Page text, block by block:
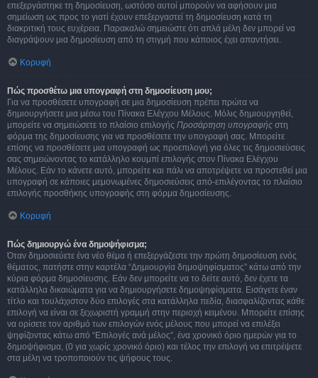
επεξεργάστηκε τη δημοσίευση, ωστόσο αυτοί μπορούν να αφήσουν μια
σημείωση ως προς το γιατί έχουν επεξεργαστεί τη δημοσίευση κατά τη
διακριτική τους ευχέρεια. Παρακαλώ σημειώστε ότι απλά μέλη δεν μπορεί να
διαγράψουν μια δημοσίευση από τη στιγμή που κάποιος έχει απαντήσει.
Κορυφή
Πώς προσθέτω μια υπογραφή στη δημοσίευση μου;
Για να προσθέσετε υπογραφή σε μια δημοσίευση πρέπει πρώτα να
δημιουργήσετε μια μέσω του Πίνακα Ελέγχου Μέλους. Μόλις δημιουργηθεί,
μπορείτε να σημειώσετε το πλαίσιο επιλογής Προσάρτηση υπογραφής στη
φόρμα της δημοσίευσης για να προσθέσετε την υπογραφή σας. Μπορείτε
επίσης να προσθέσετε μια υπογραφή ως προεπιλογή για όλες τις δημοσιεύσεις
σας σημειώνοντας το κατάλληλο κουμπί επιλογής στον Πίνακα Ελέγχου
Μέλους. Εάν το κάνετε αυτό, μπορείτε και πάλι να αποτρέψετε να προστεθεί μια
υπογραφή σε κάποιες μεμονωμένες δημοσιεύσεις από-επιλέγοντας το πλαίσιο
επιλογής προσθήκης υπογραφής στη φόρμα δημοσίευσης.
Κορυφή
Πώς δημιουργώ ένα δημοψήφισμα;
Όταν δημοσιεύετε ένα νέο θέμα ή επεξεργάζεστε την πρώτη δημοσίευση ενός
θέματος, πατήστε στην καρτέλα “Δημιουργία δημοψηφίσματος” κάτω από την
κύρια φόρμα δημοσίευσης. Εάν δεν μπορείτε να το δείτε αυτό, δεν έχετε τα
κατάλληλα δικαιώματα για να δημιουργήσετε δημοψηφίσματα. Εισάγετε έναν
τίτλο και τουλάχιστον δύο επιλογές στα κατάλληλα πεδία, διασφαλίζοντας κάθε
επιλογή να είναι σε ξεχωριστή γραμμή στην περιοχή κειμένου. Μπορείτε επίσης
να ορίσετε τον αριθμό των επιλογών ενός μέλους που μπορεί να επιλέξει
ψηφίζοντας κάτω από “Επιλογές ανά μέλος”, ένα χρονικό όριο ημερών για το
δημοψήφισμα, (0 για χωρίς χρονικό όριο) και τέλος την επιλογή να επιτρέψετε
στα μέλη να τροποποιούν τις ψήφους τους.